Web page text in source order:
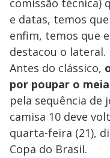
e datas, temos
enfim, temos que
destacou o lateral.
Antes do clássico,
por poupar o
pela sequência de
camisa 10 deve
quarta-feira (21),
Copa do Brasil.